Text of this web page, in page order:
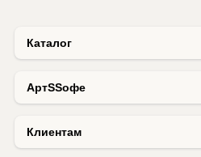
Каталог
AртSSофе
Клиентам